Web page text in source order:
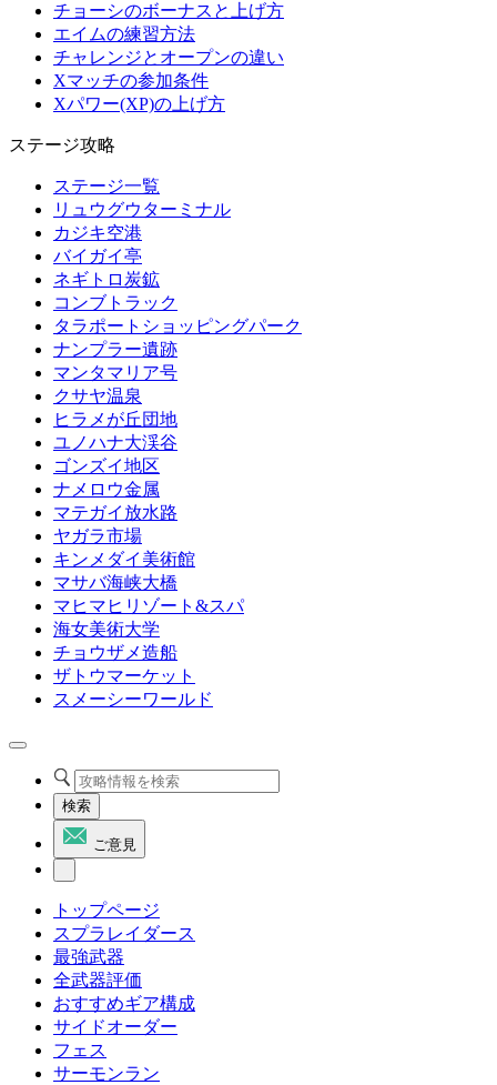
チョーシのボーナスと上げ方
エイムの練習方法
チャレンジとオープンの違い
Xマッチの参加条件
Xパワー(XP)の上げ方
ステージ攻略
ステージ一覧
リュウグウターミナル
カジキ空港
バイガイ亭
ネギトロ炭鉱
コンブトラック
タラポートショッピングパーク
ナンプラー遺跡
マンタマリア号
クサヤ温泉
ヒラメが丘団地
ユノハナ大渓谷
ゴンズイ地区
ナメロウ金属
マテガイ放水路
ヤガラ市場
キンメダイ美術館
マサバ海峡大橋
マヒマヒリゾート&スパ
海女美術大学
チョウザメ造船
ザトウマーケット
スメーシーワールド
検索
ご意見
トップページ
スプラレイダース
最強武器
全武器評価
おすすめギア構成
サイドオーダー
フェス
サーモンラン